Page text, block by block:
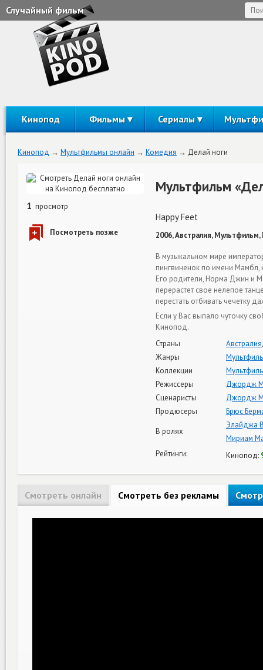
Случайный фильм
Кинопод Фильмы Сериалы
Кинопод Мультфильмы онлайн Комедия Делай ноги
1 просмотр
Мультфильм
Happy Feet
2006, Австралия,
В музыкальном мире
пингвиненок по имени Мамбл,
Его родители, Норма Джин и
перерастет свое нелепое
перестать отбивать чечетку
Если у Вас выпало чуточку
Кинопод.
Страны
Австралия
Жанры
Коллекции
Режиссеры
Джордж
Сценаристы
Джордж
Продюсеры
Брюс
В ролях
Элайджа
Мириам
Рейтинги:
Кинопод:
Смотреть онлайн Смотреть без рекламы